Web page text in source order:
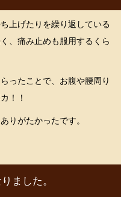
上げたりを繰り返している
、痛み止めも服用するくら
ったことで、お腹や腰周り
！！
りがたかったです。
ました。